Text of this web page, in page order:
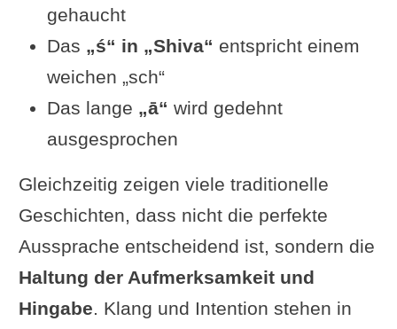
gehaucht
Das „ś“ in „Shiva“ entspricht einem
weichen „sch“
Das lange „ā“ wird gedehnt
ausgesprochen
Gleichzeitig zeigen viele traditionelle
Geschichten, dass nicht die perfekte
Aussprache entscheidend ist, sondern die
Haltung der Aufmerksamkeit und
Hingabe. Klang und Intention stehen in